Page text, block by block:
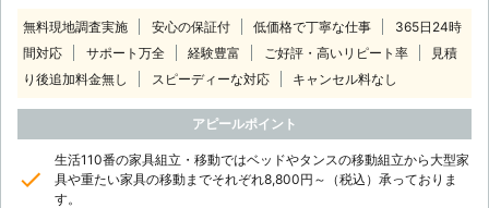
無料現地調査実施 安心の保証付 低価格で丁寧な仕事
365日24時
間対応
サポート万全 経験豊富 ご好評・高いリピート率
見積
り後追加料金無し
スピーディーな対応 キャンセル料なし
アピールポイント
生活110番の家具組立・移動ではベッドやタンスの移動組立から大型家
具や重たい家具の移動までそれぞれ8,800円～（税込）承っておりま
す。